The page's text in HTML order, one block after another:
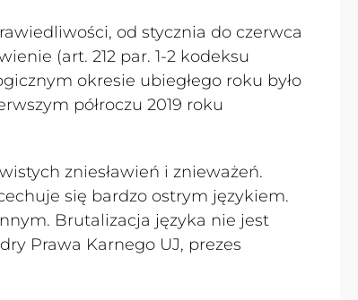
od stycznia do czerwca
(art. 212 par. 1-2 kodeksu
okresie ubiegłego roku było
półroczu 2019 roku
zniesławień i znieważeń.
się bardzo ostrym językiem.
Brutalizacja języka nie jest
Prawa Karnego UJ, prezes